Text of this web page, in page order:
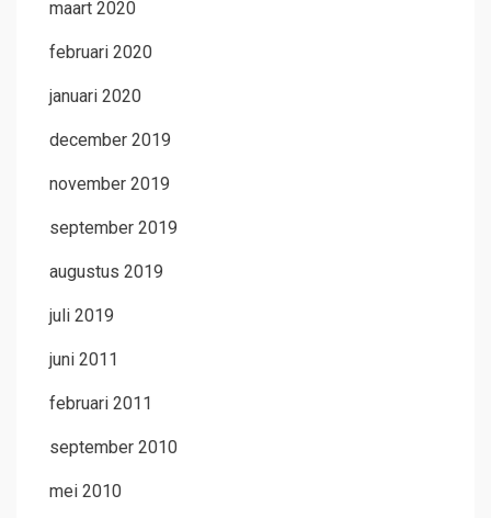
maart 2020
februari 2020
januari 2020
december 2019
november 2019
september 2019
augustus 2019
juli 2019
juni 2011
februari 2011
september 2010
mei 2010